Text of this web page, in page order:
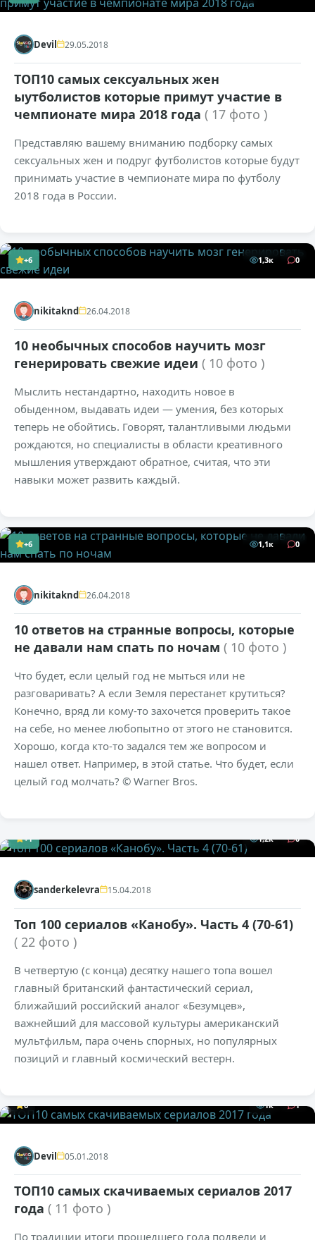
Devil 29.05.2018
ТОП10 самых сексуальных жен
ыутболистов которые примут участие в
чемпионате мира 2018 года ( 17 фото )
Представляю вашему вниманию подборку самых
сексуальных жен и подруг футболистов которые будут
принимать участие в чемпионате мира по футболу
2018 года в России.
+6 1,3к 0
nikitaknd 26.04.2018
10 необычных способов научить мозг
генерировать свежие идеи ( 10 фото )
Мыслить нестандартно, находить новое в
обыденном, выдавать идеи — умения, без которых
теперь не обойтись. Говорят, талантливыми людьми
рождаются, но специалисты в области креативного
мышления утверждают обратное, считая, что эти
навыки может развить каждый.
+6 1,1к 0
nikitaknd 26.04.2018
10 ответов на странные вопросы, которые
не давали нам спать по ночам ( 10 фото )
Что будет, если целый год не мыться или не
разговаривать? А если Земля перестанет крутиться?
Конечно, вряд ли кому-то захочется проверить такое
на себе, но менее любопытно от этого не становится.
Хорошо, когда кто-то задался тем же вопросом и
нашел ответ. Например, в этой статье. Что будет, если
целый год молчать? © Warner Bros.
+1 1,2к 0
sanderkelevra 15.04.2018
Топ 100 сериалов «Канобу». Часть 4 (70-61)
( 22 фото )
В четвертую (с конца) десятку нашего топа вошел
главный британский фантастический сериал,
ближайший российский аналог «Безумцев»,
важнейший для массовой культуры американский
мультфильм, пара очень спорных, но популярных
позиций и главный космический вестерн.
0 1к 1
Devil 05.01.2018
ТОП10 самых скачиваемых сериалов 2017
года ( 11 фото )
По традиции итоги прошедшего года подвели и